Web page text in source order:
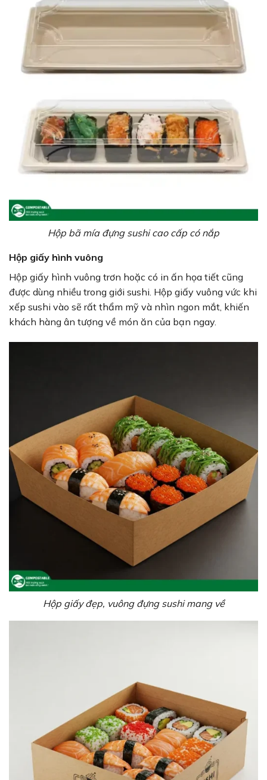
Hộp bã mía đựng sushi cao cấp có nắp
Hộp giấy hình vuông
Hộp giấy hình vuông trơn hoặc có in ấn họa tiết cũng
được dùng nhiều trong giới sushi. Hộp giấy vuông vức khi
xếp sushi vào sẽ rất thẩm mỹ và nhìn ngon mắt, khiến
khách hàng ân tượng về món ăn của bạn ngay.
Hộp giấy đẹp, vuông đựng sushi mang về